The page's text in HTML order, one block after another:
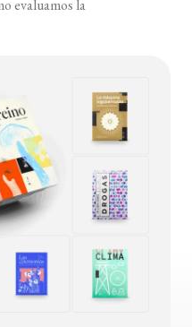
evaluamos la